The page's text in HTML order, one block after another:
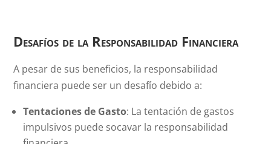
Desafíos de la Responsabilidad Financiera
A pesar de sus beneficios, la responsabilidad
financiera puede ser un desafío debido a:
Tentaciones de Gasto: La tentación de gastos
impulsivos puede socavar la responsabilidad